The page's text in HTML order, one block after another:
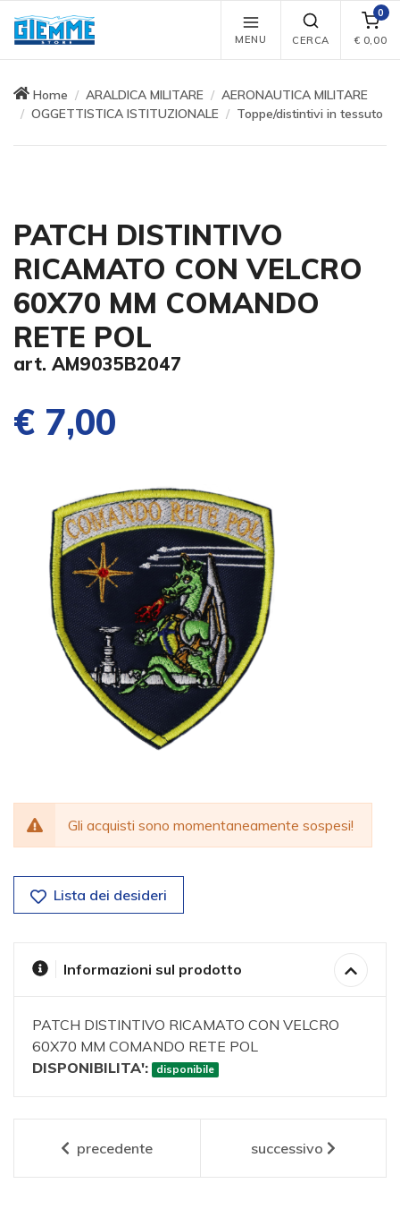
MENU CERCA
0
€ 0,00
Home ARALDICA MILITARE
AERONAUTICA MILITARE
OGGETTISTICA ISTITUZIONALE
Toppe/distintivi in tessuto
PATCH DISTINTIVO
RICAMATO CON VELCRO
60X70 MM COMANDO
RETE POL
art. AM9035B2047
€ 7,00
Gli acquisti sono momentaneamente sospesi!
Lista dei desideri
Informazioni sul prodotto
PATCH DISTINTIVO RICAMATO CON VELCRO
60X70 MM COMANDO RETE POL
DISPONIBILITA':
disponibile
precedente successivo